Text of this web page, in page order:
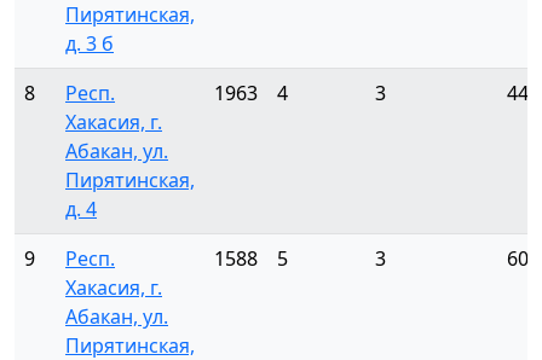
Пирятинская,
д. 3 б
8
Респ.
Хакасия, г.
Абакан, ул.
Пирятинская,
д. 4
1963 4 3 44
9
Респ.
Хакасия, г.
Абакан, ул.
Пирятинская,
1588 5 3 60